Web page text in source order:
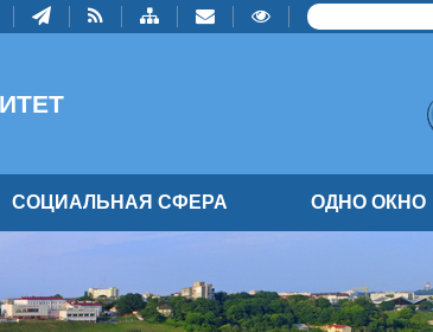
СОЦИАЛЬНАЯ СФЕРА ОДНО ОКНО